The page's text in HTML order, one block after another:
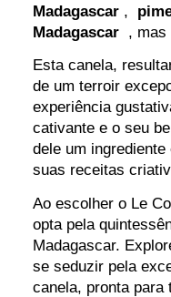
Madagascar ,
Madagascar , mas
Esta canela,
de um terroir
experiência
cativante e o seu
dele um
suas receitas
Ao escolher o Le
opta pela
Madagascar.
se seduzir pela
canela, pronta para